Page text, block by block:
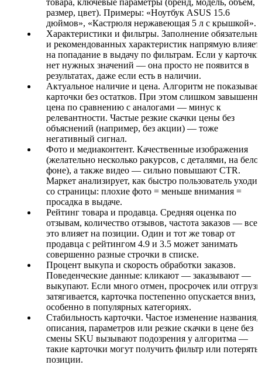
размер, цвет). Примеры: «Ноутбук ASUS 15.6
дюймов», «Кастрюля нержавеющая 5 л с крышкой».
Характеристики и фильтры. Заполнение
и рекомендованных характеристик напрямую влияет
на попадание в выдачу по фильтрам. Если у карточки
нет нужных значений — она просто не появится в
результатах, даже если есть в наличии.
Актуальное наличие и цена. Алгоритм не показывает
карточки без остатков. При этом слишком
цена по сравнению с аналогами — минус к
релевантности. Частые резкие скачки цены без
объяснений (например, без акции) — тоже
негативный сигнал.
Фото и медиаконтент. Качественные изображения
(желательно несколько ракурсов, с деталями, на
фоне), а также видео — сильно повышают CTR.
Маркет анализирует, как быстро пользователь уходит
со страницы: плохие фото = меньше внимания =
просадка в выдаче.
Рейтинг товара и продавца. Средняя оценка по
отзывам, количество отзывов, частота заказов — все
это влияет на позиции. Один и тот же товар от
продавца с рейтингом 4.9 и 3.5 может занимать
совершенно разные строчки в списке.
Процент выкупа и скорость обработки заказов.
Поведенческие данные: кликают — заказывают —
выкупают. Если много отмен, просрочек или
затягивается, карточка постепенно опускается вниз,
особенно в популярных категориях.
Стабильность карточки. Частое изменение названия,
описания, параметров или резкие скачки в цене без
смены SKU вызывают подозрения у алгоритма —
такие карточки могут получить фильтр или потерять
позиции.